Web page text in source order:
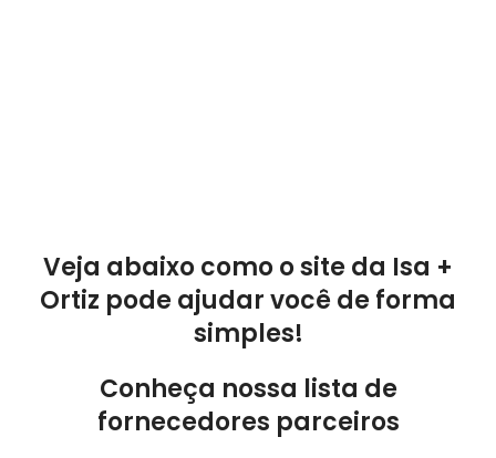
Veja abaixo como o site da Isa +
Ortiz pode ajudar você de forma
simples!
Conheça nossa lista de
fornecedores parceiros